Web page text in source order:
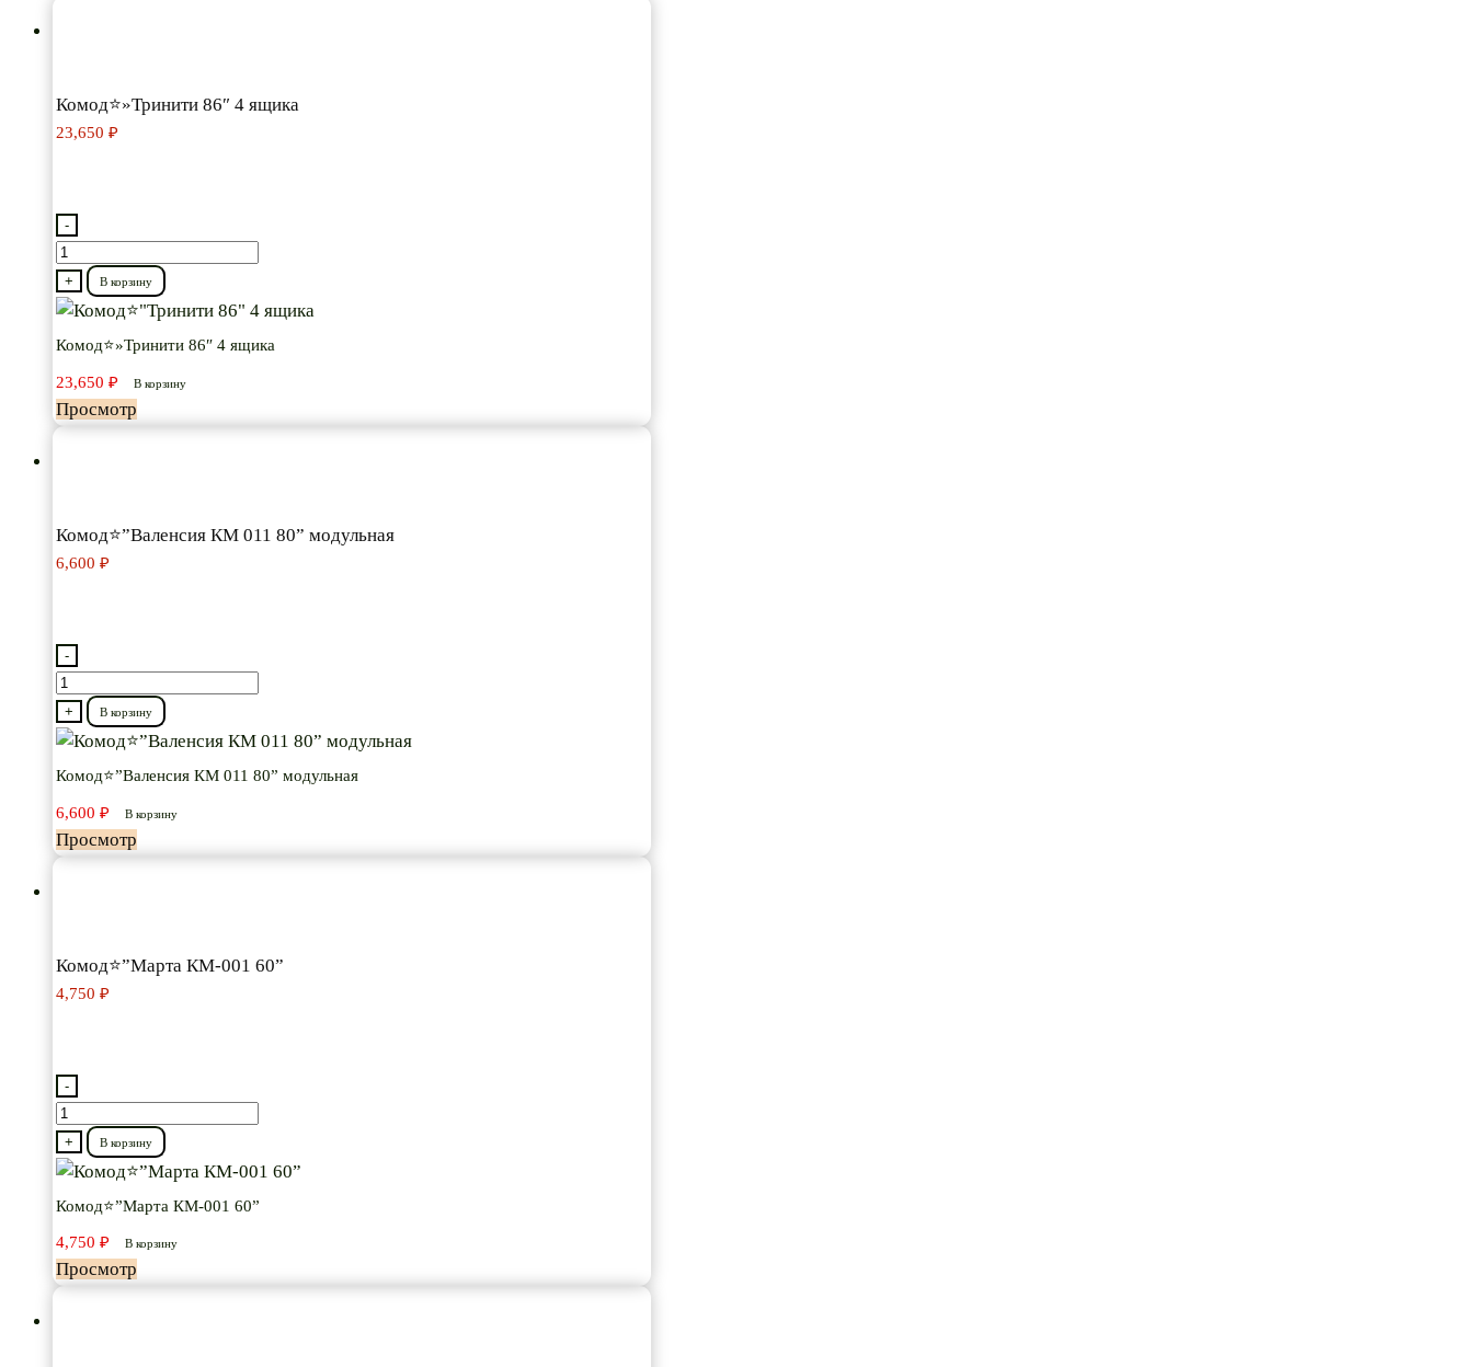
Комод⭐»Тринити 86″ 4 ящика
23,650 ₽
-
Количество
товара
Комод⭐"Тринити
ящика
+ В корзину
Комод⭐»Тринити 86″ 4 ящика
23,650 ₽ В корзину
Просмотр
Комод⭐”Валенсия КМ 011 80” модульная
6,600 ₽
-
Количество
товара
Комод⭐”Валенсия
80”
модульная
+ В корзину
Комод⭐”Валенсия КМ 011 80” модульная
6,600 ₽ В корзину
Просмотр
Комод⭐”Марта КМ-001 60”
4,750 ₽
-
Количество
товара
Комод⭐”Марта
+ В корзину
Комод⭐”Марта КМ-001 60”
4,750 ₽ В корзину
Просмотр